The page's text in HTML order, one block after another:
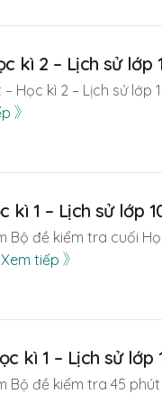
kì 2 – Lịch sử lớp
Học kì 2 – Lịch sử lớp
kì 1 – Lịch sử lớp
đề kiểm tra cuối
Xem tiếp
kì 1 – Lịch sử lớp
đề kiểm tra 45 phút